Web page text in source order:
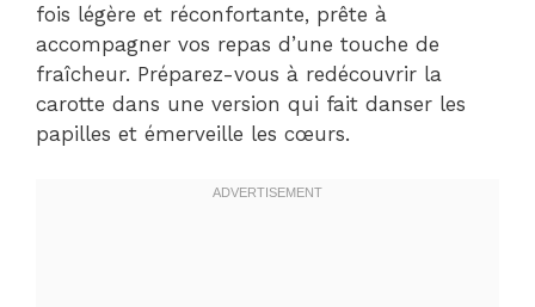
fois légère et réconfortante, prête à
accompagner vos repas d’une touche de
fraîcheur. Préparez-vous à redécouvrir la
carotte dans une version qui fait danser les
papilles et émerveille les cœurs.